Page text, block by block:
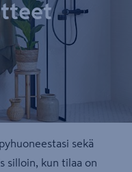
sekä
silloin, kun tilaa on